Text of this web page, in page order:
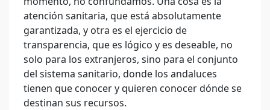
atención sanitaria, que está absolutamente
garantizada, y otra es el ejercicio de
transparencia, que es lógico y es deseable, no
solo para los extranjeros, sino para el conjunto
del sistema sanitario, donde los andaluces
tienen que conocer y quieren conocer dónde se
destinan sus recursos.